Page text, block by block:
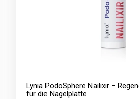
Lynia PodoSphere Nailixir –
für die Nagelplatte